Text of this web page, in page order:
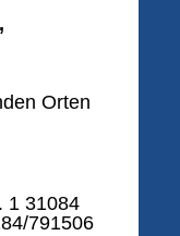
Orten
1 31084
791506